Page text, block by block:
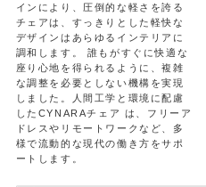
インにより、圧倒的な軽さを誇る
チェアは、すっきりとした軽快な
デザインはあらゆるインテリアに
調和します。 誰もがすぐに快適な
座り心地を得られるように、複雑
な調整を必要としない機構を実現
しました。人間工学と環境に配慮
したCYNARAチェア は、フリーア
ドレスやリモートワークなど、多
様で流動的な現代の働き方をサポ
ートします。